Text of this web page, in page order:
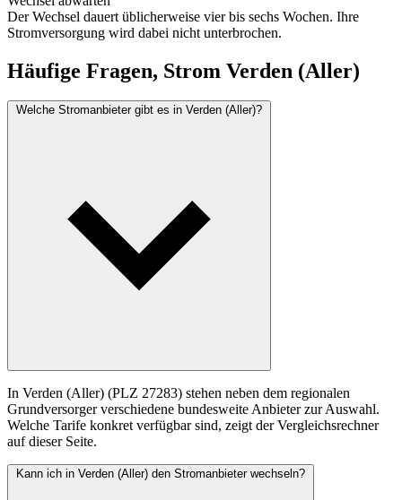
Der Wechsel dauert üblicherweise vier bis sechs Wochen. Ihre
Stromversorgung wird dabei nicht unterbrochen.
Häufige Fragen, Strom Verden (Aller)
Welche Stromanbieter gibt es in Verden (Aller)?
In Verden (Aller) (PLZ 27283) stehen neben dem regionalen
Grundversorger verschiedene bundesweite Anbieter zur Auswahl.
Welche Tarife konkret verfügbar sind, zeigt der Vergleichsrechner
auf dieser Seite.
Kann ich in Verden (Aller) den Stromanbieter wechseln?